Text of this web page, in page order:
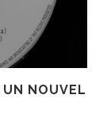
NOUVEL